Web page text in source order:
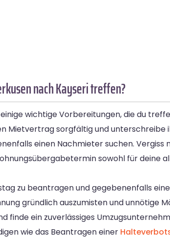
nach Kayseri treffen?
wichtige Vorbereitungen, die du
Mietvertrag sorgfältig und unterschreibe
einen Nachmieter suchen. Vergiss
sowohl für deine
zu beantragen und gegebenenfalls
gründlich auszumisten und unnötige
finde ein zuverlässiges
wie das Beantragen einer